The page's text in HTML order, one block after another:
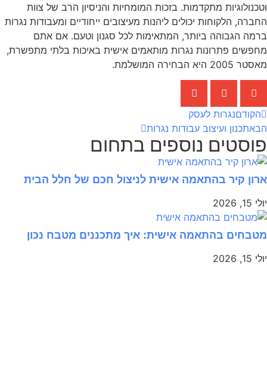
וטכנולוגיות מתקדמות. בזכות המומחיות והניסיון הרב של צוות
החברה, הלקוחות יכולים ליהנות מעיצובים ייחודיים ומעבודות נגרות
ברמה הגבוהה ביותר, המתאימות לכל סגנון וטעם. אם אתם
מחפשים פתרונות נגרות מותאמים אישית באיכות בלתי מתפשרת,
מאסטר 2005 היא הבחירה המושלמת.
הקודםנגרות לעסק
הבאתכנון ועיצוב עבודות נגרות
פוסטים נוספים בתחום
ארון קיר בהתאמה אישית לניצול חכם של חלל הבית
יולי 15, 2026
מטבחים בהתאמה אישית: איך מתכננים מטבח נכון
יולי 15, 2026